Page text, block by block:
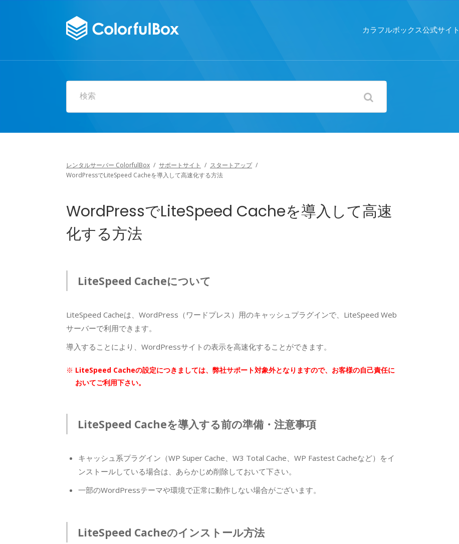
カラフルボックス公式サイト
検索
レンタルサーバー ColorfulBox / サポートサイト / スタートアップ /
WordPressでLiteSpeed Cacheを導入して高速化する方法
WordPressでLiteSpeed Cacheを導入して高速
化する方法
LiteSpeed Cacheについて
LiteSpeed Cacheは、WordPress（ワードプレス）用のキャッシュプラグインで、LiteSpeed Web
サーバーで利用できます。
導入することにより、WordPressサイトの表示を高速化することができます。
LiteSpeed Cacheの設定につきましては、弊社サポート対象外となりますので、お客様の自己責任に
おいてご利用下さい。
LiteSpeed Cacheを導入する前の準備・注意事項
キャッシュ系プラグイン（WP Super Cache、W3 Total Cache、WP Fastest Cacheなど）をイ
ンストールしている場合は、あらかじめ削除しておいて下さい。
一部のWordPressテーマや環境で正常に動作しない場合がございます。
LiteSpeed Cacheのインストール方法